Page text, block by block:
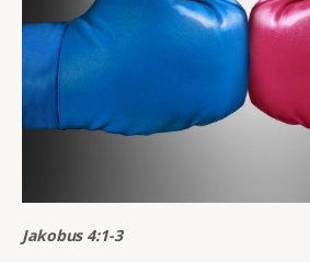
Jakobus 4:1-3